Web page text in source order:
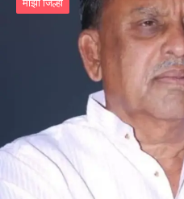
माझा जिल्हा